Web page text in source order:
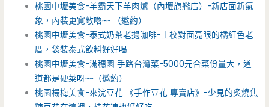
桃園中壢美食-羊霸天下羊肉爐（內壢旗艦店）-新店面新氣
象，內裝更寬敞嚕~~ （邀約）
桃園中壢美食-泰式奶茶老撾咖啡-士校對面亮眼的橘紅色老
厝，袋裝泰式飲料好好喝
桃園中壢美食-滿穗園 手路台灣菜-5000元合菜份量大，道
道都是硬菜呀~~（邀約）
桃園楊梅美食-來浣豆花 《手作豆花 專賣店》-少見的炙燒焦